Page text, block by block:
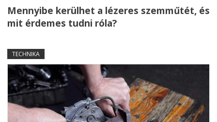
Mennyibe kerülhet a lézeres szemműtét, és
mit érdemes tudni róla?
TECHNIKA